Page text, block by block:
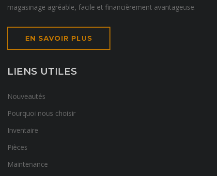
magasinage agréable, facile et financièrement avantageuse.
EN SAVOIR PLUS
LIENS UTILES
Nouveautés
Pourquoi nous choisir
Inventaire
Pièces
Maintenance